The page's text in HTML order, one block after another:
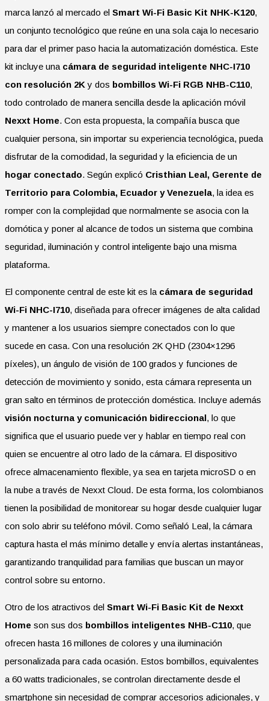
marca lanzó al mercado el Smart Wi-Fi Basic Kit NHK-K120,
un conjunto tecnológico que reúne en una sola caja lo necesario
para dar el primer paso hacia la automatización doméstica. Este
kit incluye una cámara de seguridad inteligente NHC-I710
con resolución 2K y dos bombillos Wi-Fi RGB NHB-C110,
todo controlado de manera sencilla desde la aplicación móvil
Nexxt Home. Con esta propuesta, la compañía busca que
cualquier persona, sin importar su experiencia tecnológica, pueda
disfrutar de la comodidad, la seguridad y la eficiencia de un
hogar conectado. Según explicó Cristhian Leal, Gerente de
Territorio para Colombia, Ecuador y Venezuela, la idea es
romper con la complejidad que normalmente se asocia con la
domótica y poner al alcance de todos un sistema que combina
seguridad, iluminación y control inteligente bajo una misma
plataforma.
El componente central de este kit es la cámara de seguridad
Wi-Fi NHC-I710, diseñada para ofrecer imágenes de alta calidad
y mantener a los usuarios siempre conectados con lo que
sucede en casa. Con una resolución 2K QHD (2304×1296
píxeles), un ángulo de visión de 100 grados y funciones de
detección de movimiento y sonido, esta cámara representa un
gran salto en términos de protección doméstica. Incluye además
visión nocturna y comunicación bidireccional, lo que
significa que el usuario puede ver y hablar en tiempo real con
quien se encuentre al otro lado de la cámara. El dispositivo
ofrece almacenamiento flexible, ya sea en tarjeta microSD o en
la nube a través de Nexxt Cloud. De esta forma, los colombianos
tienen la posibilidad de monitorear su hogar desde cualquier lugar
con solo abrir su teléfono móvil. Como señaló Leal, la cámara
captura hasta el más mínimo detalle y envía alertas instantáneas,
garantizando tranquilidad para familias que buscan un mayor
control sobre su entorno.
Otro de los atractivos del Smart Wi-Fi Basic Kit de Nexxt
Home son sus dos bombillos inteligentes NHB-C110, que
ofrecen hasta 16 millones de colores y una iluminación
personalizada para cada ocasión. Estos bombillos, equivalentes
a 60 watts tradicionales, se controlan directamente desde el
smartphone sin necesidad de comprar accesorios adicionales, y